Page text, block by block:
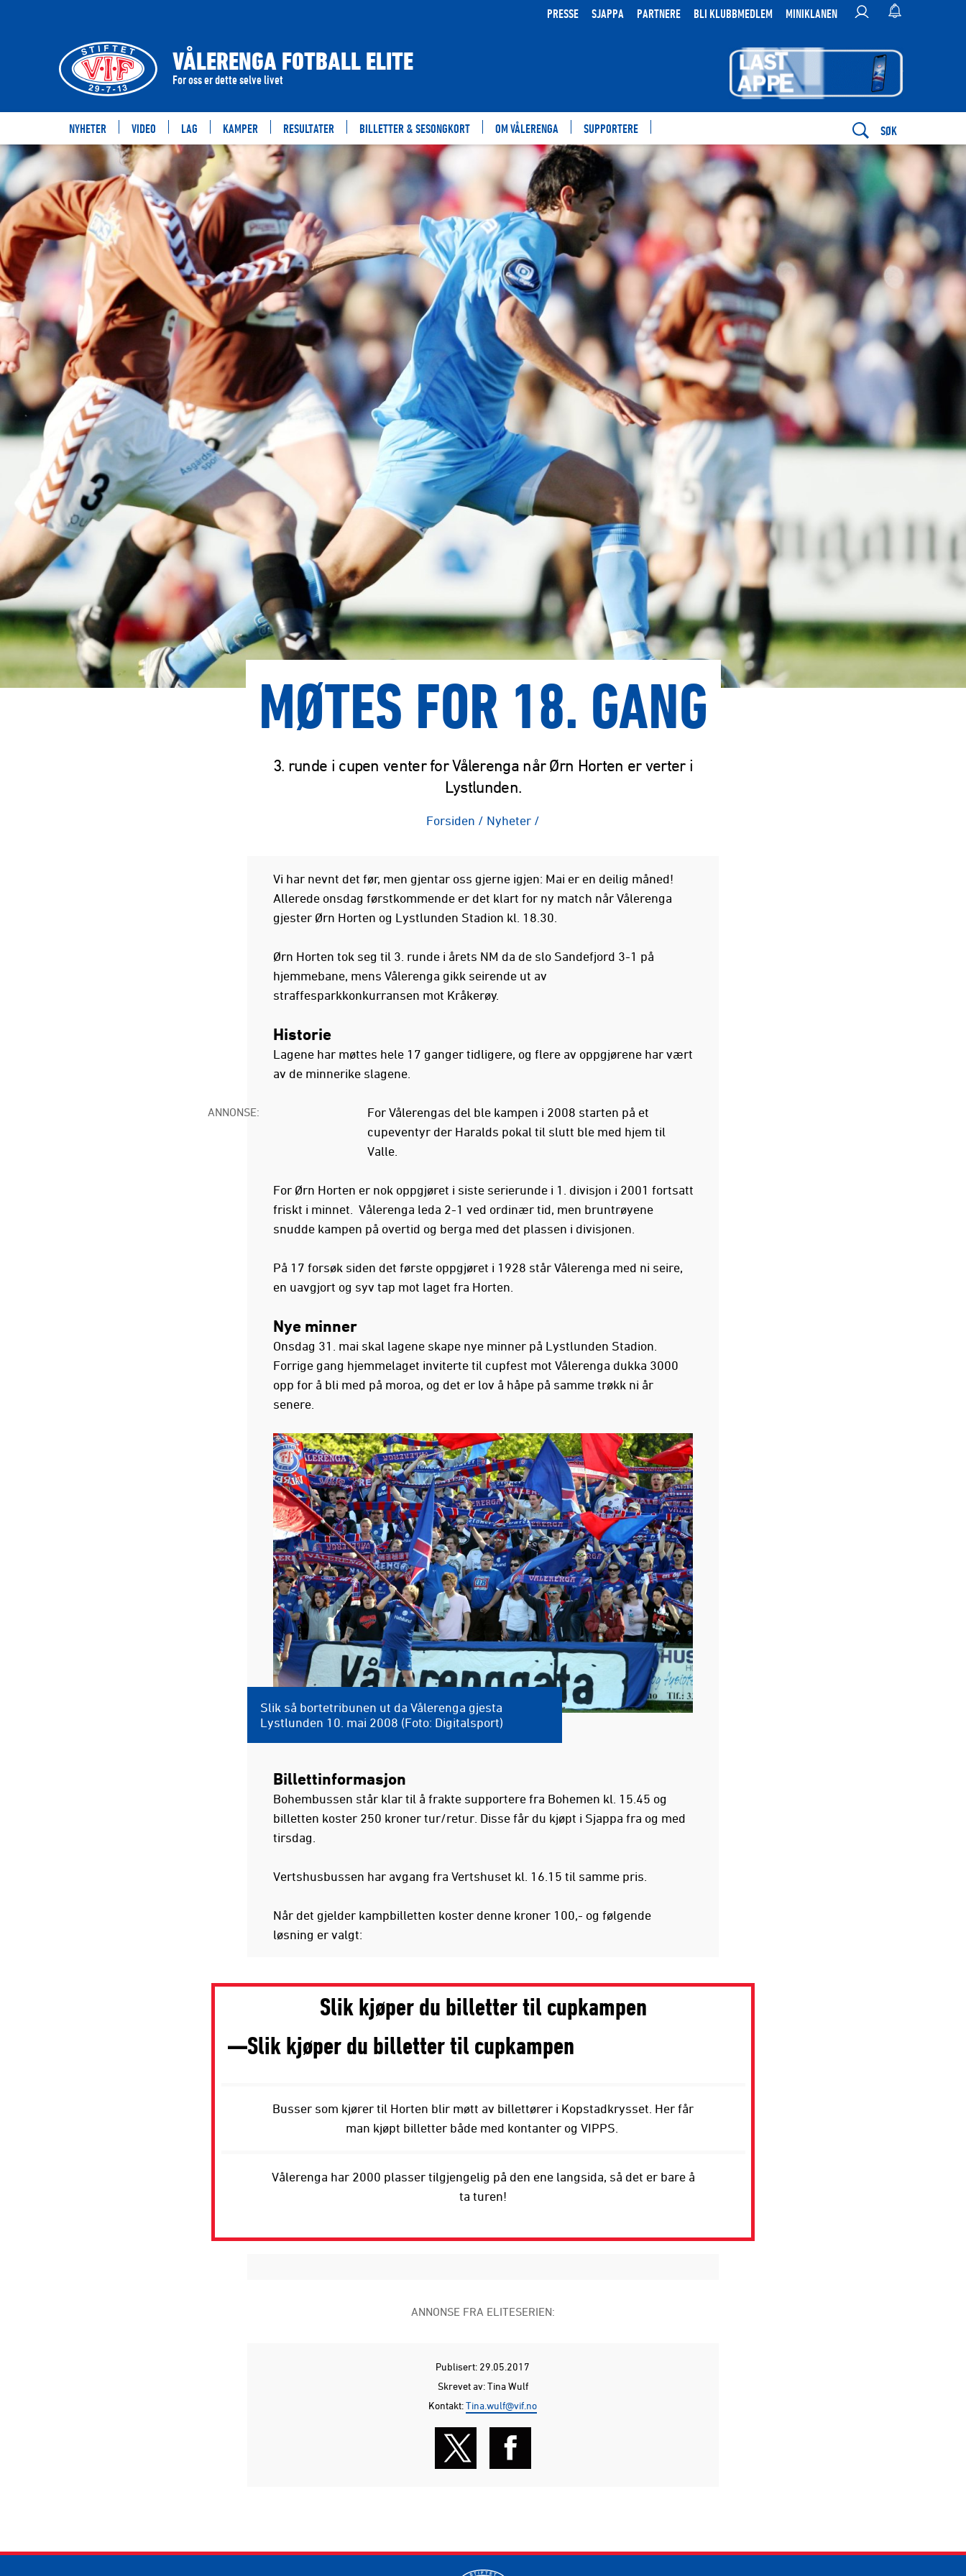
PRESSE SJAPPA PARTNERE BLI KLUBBMEDLEM MINIKLANEN
VÅLERENGA FOTBALL ELITE
For oss er dette selve livet
NYHETER VIDEO LAG KAMPER RESULTATER BILLETTER & SESONGKORT OM VÅLERENGA SUPPORTERE SØK
MØTES FOR 18. GANG
3. runde i cupen venter for Vålerenga når Ørn Horten er verter i
Lystlunden.
Forsiden / Nyheter /
Vi har nevnt det før, men gjentar oss gjerne igjen: Mai er en deilig måned!
Allerede onsdag førstkommende er det klart for ny match når Vålerenga
gjester Ørn Horten og Lystlunden Stadion kl. 18.30.
Ørn Horten tok seg til 3. runde i årets NM da de slo Sandefjord 3-1 på
hjemmebane, mens Vålerenga gikk seirende ut av
straffesparkkonkurransen mot Kråkerøy.
Historie
Lagene har møttes hele 17 ganger tidligere, og flere av oppgjørene har vært
av de minnerike slagene.
ANNONSE:
For Vålerengas del ble kampen i 2008 starten på et
cupeventyr der Haralds pokal til slutt ble med hjem til
Valle.
For Ørn Horten er nok oppgjøret i siste serierunde i 1. divisjon i 2001 fortsatt
friskt i minnet. Vålerenga leda 2-1 ved ordinær tid, men bruntrøyene
snudde kampen på overtid og berga med det plassen i divisjonen.
På 17 forsøk siden det første oppgjøret i 1928 står Vålerenga med ni seire,
en uavgjort og syv tap mot laget fra Horten.
Nye minner
Onsdag 31. mai skal lagene skape nye minner på Lystlunden Stadion.
Forrige gang hjemmelaget inviterte til cupfest mot Vålerenga dukka 3000
opp for å bli med på moroa, og det er lov å håpe på samme trøkk ni år
senere.
Slik så bortetribunen ut da Vålerenga gjesta
Lystlunden 10. mai 2008 (Foto: Digitalsport)
Billettinformasjon
Bohembussen står klar til å frakte supportere fra Bohemen kl. 15.45 og
billetten koster 250 kroner tur/retur. Disse får du kjøpt i Sjappa fra og med
tirsdag.
Vertshusbussen har avgang fra Vertshuset kl. 16.15 til samme pris.
Når det gjelder kampbilletten koster denne kroner 100,- og følgende
løsning er valgt:
Slik kjøper du billetter til cupkampen
Slik kjøper du billetter til cupkampen
Busser som kjører til Horten blir møtt av billettører i Kopstadkrysset. Her får
man kjøpt billetter både med kontanter og VIPPS.
Vålerenga har 2000 plasser tilgjengelig på den ene langsida, så det er bare å
ta turen!
ANNONSE FRA ELITESERIEN:
Publisert: 29.05.2017
Skrevet av: Tina Wulf
Kontakt:Tina.wulf@vif.no